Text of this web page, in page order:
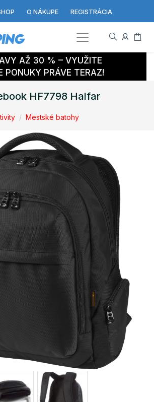
O NÁKUPE REGISTRÁCIA
AŽ 30 % – VYUŽITE
PONUKY PRÁVE TERAZ!
HF7798 Halfar
Mestské batohy